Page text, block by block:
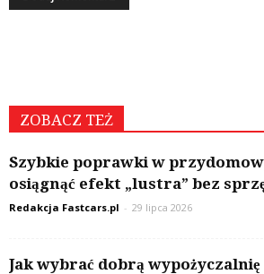
ZOBACZ TEŻ
Szybkie poprawki w
osiągnąć efekt „lustra” bez
Redakcja Fastcars.pl - 29 lipca 2026
Jak wybrać dobrą